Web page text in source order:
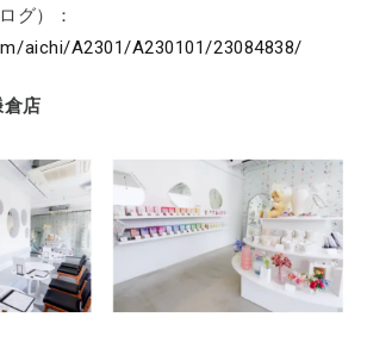
グ）：
aichi/A2301/A230101/23084838/
倉店